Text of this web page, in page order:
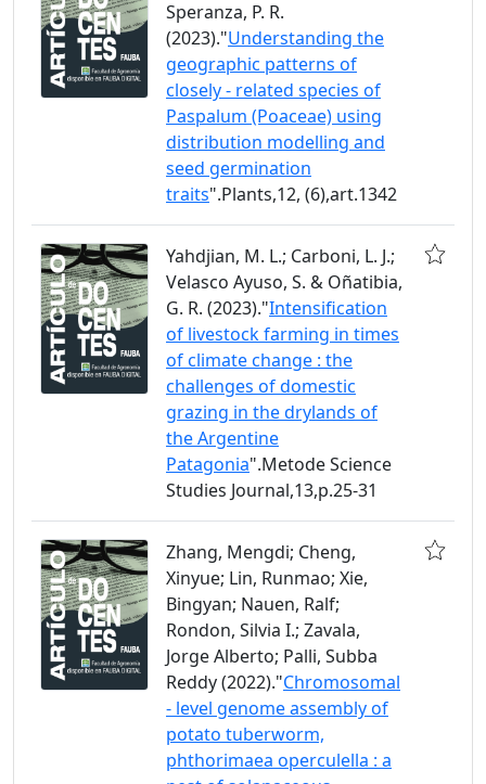
Speranza, P. R.
(2023)."Understanding the
geographic patterns of
closely - related species of
Paspalum (Poaceae) using
distribution modelling and
seed germination
traits".Plants,12, (6),art.1342
Yahdjian, M. L.; Carboni, L. J.;
Velasco Ayuso, S. & Oñatibia,
G. R. (2023)."Intensification
of livestock farming in times
of climate change : the
challenges of domestic
grazing in the drylands of
the Argentine
Patagonia".Metode Science
Studies Journal,13,p.25-31
Zhang, Mengdi; Cheng,
Xinyue; Lin, Runmao; Xie,
Bingyan; Nauen, Ralf;
Rondon, Silvia I.; Zavala,
Jorge Alberto; Palli, Subba
Reddy (2022)."Chromosomal
- level genome assembly of
potato tuberworm,
phthorimaea operculella : a